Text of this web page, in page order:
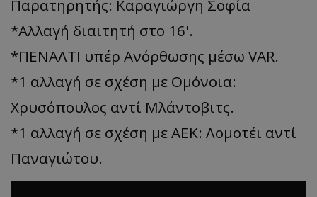
Παρατηρητής: Καραγιώργη Σοφία
*Aλλαγή διαιτητή στο 16'.
*ΠΕΝΑΛΤΙ υπέρ Ανόρθωσης μέσω VAR.
*1 αλλαγή σε σχέση με Ομόνοια:
Χρυσόπουλος αντί Μλάντοβιτς.
*1 αλλαγή σε σχέση με ΑΕΚ: Λομοτέι αντί
Παναγιώτου.